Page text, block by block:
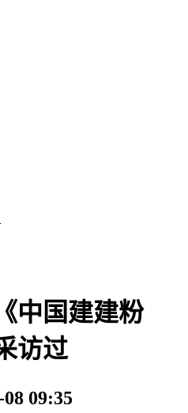
中国建建粉
访过
09:35